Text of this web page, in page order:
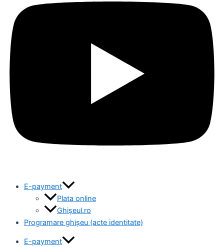
E-payment
Plata online
Ghișeul.ro
Programare ghișeu (acte identitate)
E-payment